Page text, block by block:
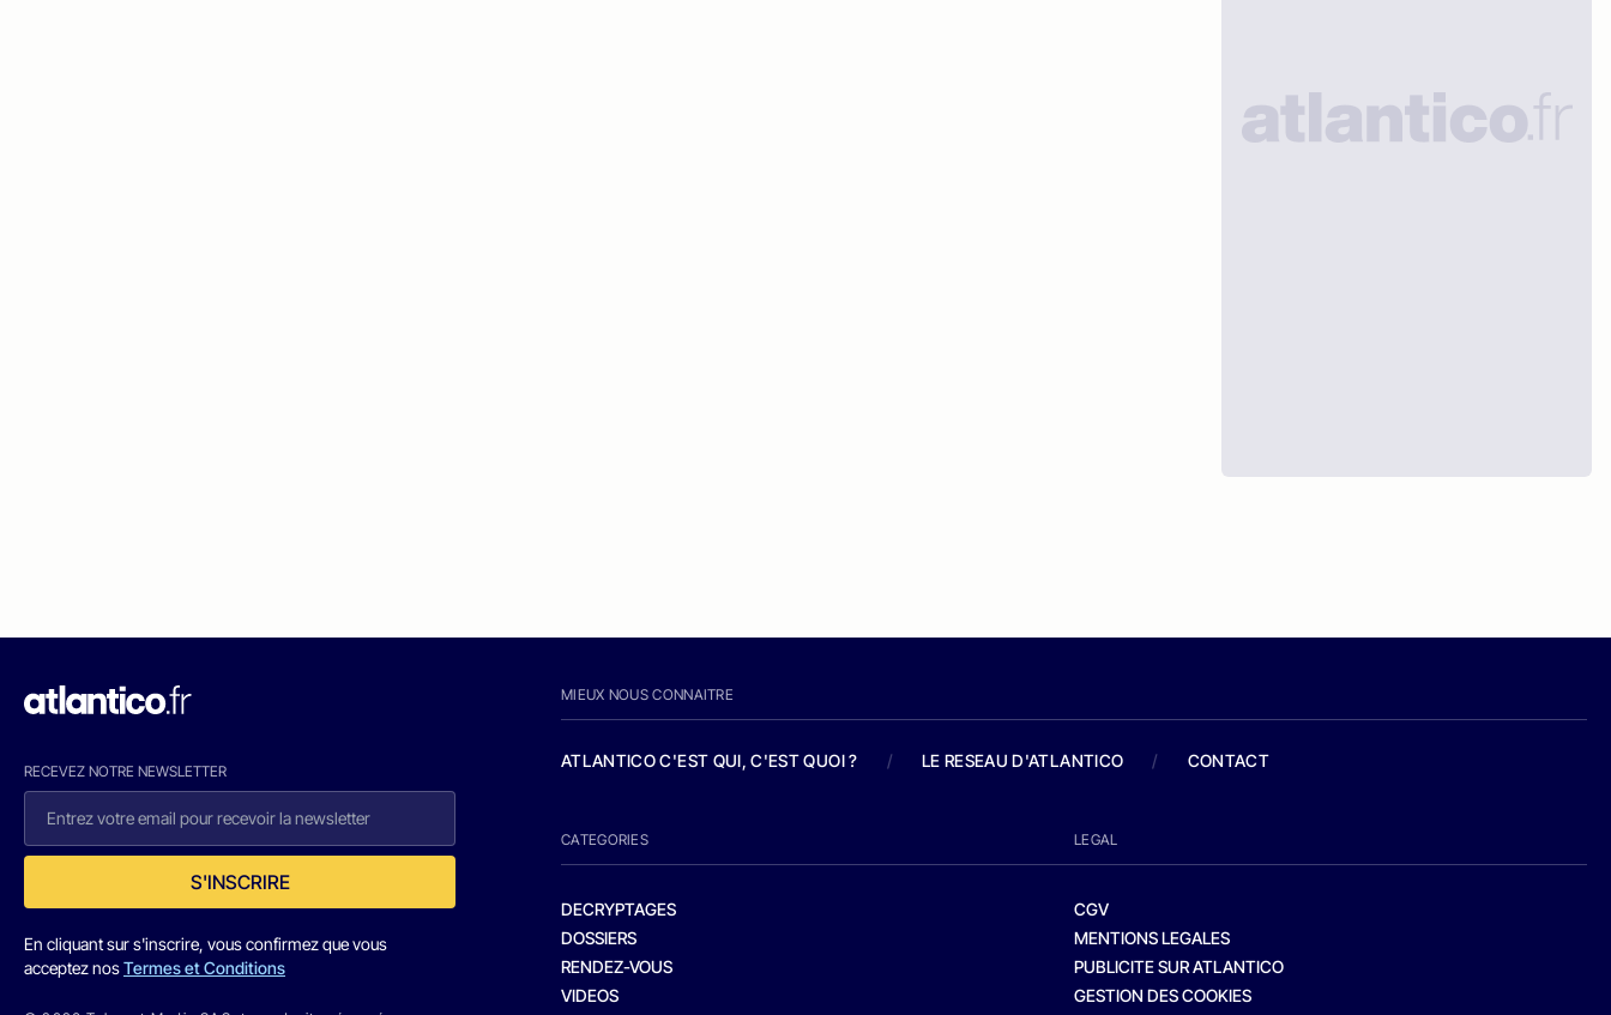
RECEVEZ NOTRE NEWSLETTER
S'INSCRIRE
En cliquant sur s'inscrire, vous confirmez que vous
acceptez nosTermes et Conditions
MIEUX NOUS CONNAITRE
ATLANTICO C'EST QUI, C'EST QUOI ? / LE RESEAU D'ATLANTICO / CONTACT
CATEGORIES
DECRYPTAGES
DOSSIERS
RENDEZ-VOUS
VIDEOS
LEGAL
CGV
MENTIONS LEGALES
PUBLICITE SUR ATLANTICO
GESTION DES COOKIES